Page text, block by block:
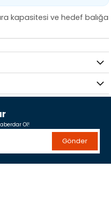
kapasitesi ve hedef balığa
Ol!
Gönder